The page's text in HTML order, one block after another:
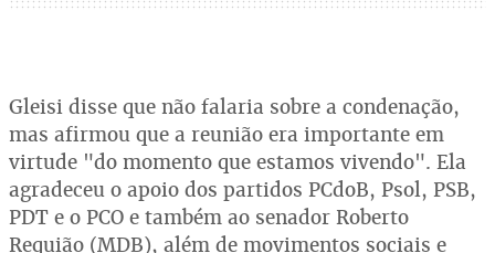
Gleisi disse que não falaria sobre a condenação,
mas afirmou que a reunião era importante em
virtude "do momento que estamos vivendo". Ela
agradeceu o apoio dos partidos PCdoB, Psol, PSB,
PDT e o PCO e também ao senador Roberto
Requião (MDB), além de movimentos sociais e